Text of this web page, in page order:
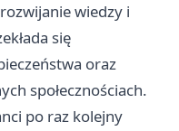
wiedzy i
się
oraz
społecznościach.
po raz kolejny